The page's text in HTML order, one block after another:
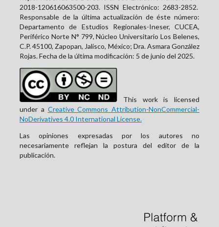
2018-120616063500-203. ISSN Electrónico: 2683-2852.
Responsable de la última actualización de éste número:
Departamento de Estudios Regionales-Ineser, CUCEA,
Periférico Norte N° 799, Núcleo Universitario Los Belenes,
C.P. 45100, Zapopan, Jalisco, México; Dra. Asmara González
Rojas. Fecha de la última modificación: 5 de junio del 2025.
This work is licensed
under a Creative Commons Attribution-NonCommercial-
NoDerivatives 4.0 International License.
Las opiniones expresadas por los autores no
necesariamente reflejan la postura del editor de la
publicación.